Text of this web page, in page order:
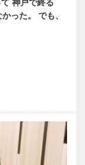
神戸で終る
った。 でも、